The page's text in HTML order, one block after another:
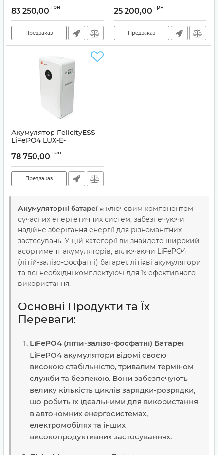
10,5 кВт
Артикул: 37969
83 250,00 грн
Предзаказ
Артикул: 00000016740
25 200,00 грн
Предзаказ
Акумулятор FelicityESS
LiFePO4 LUX-E-
250Ah,12.5kWh
Артикул: LUX-E-48250LG03
78 750,00 грн
Предзаказ
Акумуляторні батареї є ключовим компонентом
сучасних енергетичних систем, забезпечуючи
надійне зберігання енергії для різноманітних
застосувань. У цій категорії ви знайдете широкий
асортимент акумуляторів, включаючи LiFePO4
(літій-залізо-фосфатні) батареї, літієві акумулятори
та всі необхідні комплектуючі для їх ефективного
використання.
Основні Продукти та Їх
Переваги:
LiFePO4 (літій-залізо-фосфатні) Батареї
LiFePO4 акумулятори відомі своєю
високою стабільністю, тривалим терміном
служби та безпекою. Вони забезпечують
велику кількість циклів зарядки-розрядки,
що робить їх ідеальними для використання
в автономних енергосистемах,
електромобілях та інших
високопродуктивних застосуваннях.